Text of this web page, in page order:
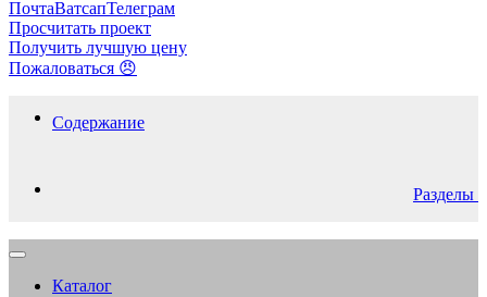
ПочтаВатсапТелеграм
Просчитать проект
Получить лучшую цену
Пожаловаться 😠
Содержание
Разделы
Каталог